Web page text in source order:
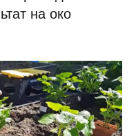
на око